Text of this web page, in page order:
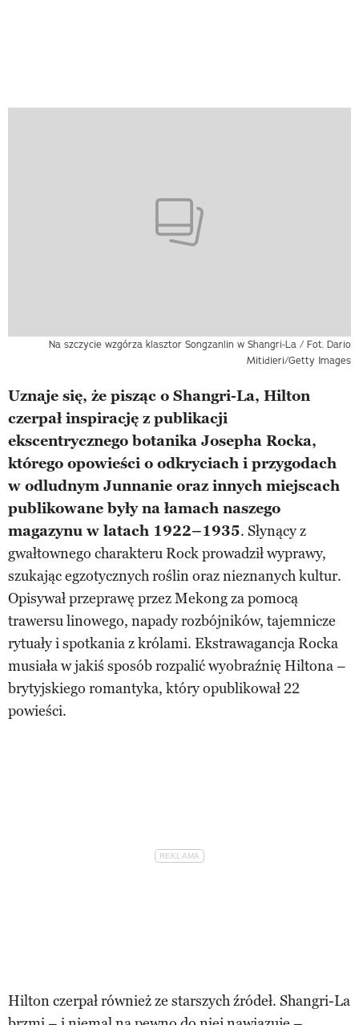
Na szczycie wzgórza klasztor Songzanlin w Shangri-La / Fot. Dario
Mitidieri/Getty Images
Uznaje się, że pisząc o Shangri-La, Hilton
czerpał inspirację z publikacji
ekscentrycznego botanika Josepha Rocka,
którego opowieści o odkryciach i przygodach
w odludnym Junnanie oraz innych miejscach
publikowane były na łamach naszego
magazynu w latach 1922–1935. Słynący z
gwałtownego charakteru Rock prowadził wyprawy,
szukając egzotycznych roślin oraz nieznanych kultur.
Opisywał przeprawę przez Mekong za pomocą
trawersu linowego, napady rozbójników, tajemnicze
rytuały i spotkania z królami. Ekstrawagancja Rocka
musiała w jakiś sposób rozpalić wyobraźnię Hiltona –
brytyjskiego romantyka, który opublikował 22
powieści.
Hilton czerpał również ze starszych źródeł. Shangri-La